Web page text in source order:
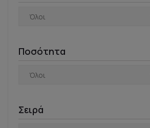
Ποσότητα
Σειρά